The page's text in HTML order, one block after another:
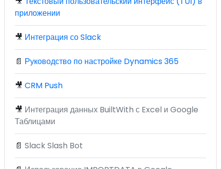
приложении
🎥 Интеграция со Slack
📄 Руководство по настройке Dynamics 365
🎥 CRM Push
🎥 Интеграция данных BuiltWith с Excel и Google
Таблицами
📄 Slack Slash Bot